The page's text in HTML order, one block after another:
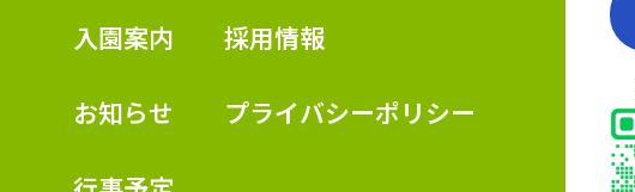
入園案内
お知らせ
採用情報
プライバシーポリシー